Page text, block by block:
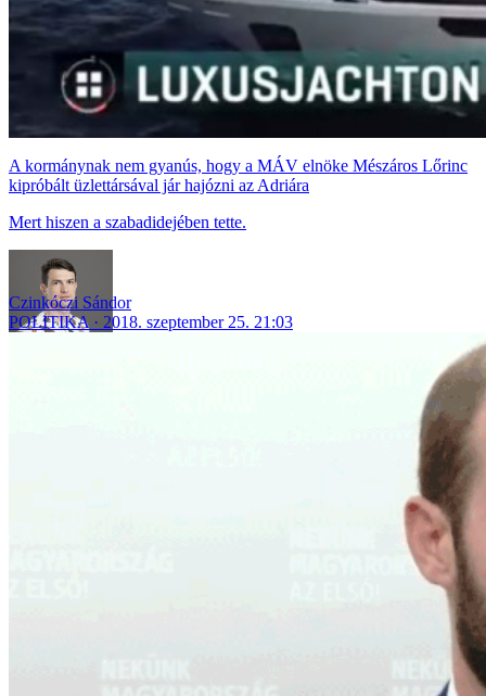
A kormánynak nem gyanús, hogy a MÁV elnöke Mészáros Lőrinc
kipróbált üzlettársával jár hajózni az Adriára
Mert hiszen a szabadidejében tette.
Czinkóczi Sándor
POLITIKA
2018. szeptember 25. 21:03